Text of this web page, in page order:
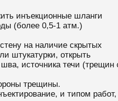
инъекционные шланги
(более 0,5-1 атм.)
на наличие скрытых
штукатурки, открыть
источника течи (трещин
трещины.
и типом работ,